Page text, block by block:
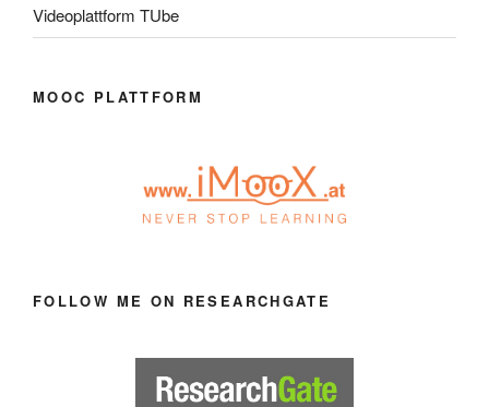
Videoplattform TUbe
MOOC PLATTFORM
FOLLOW ME ON RESEARCHGATE